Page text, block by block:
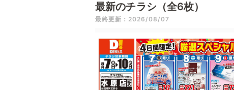
最新のチラシ（全6枚）
最終更新：2026/08/07